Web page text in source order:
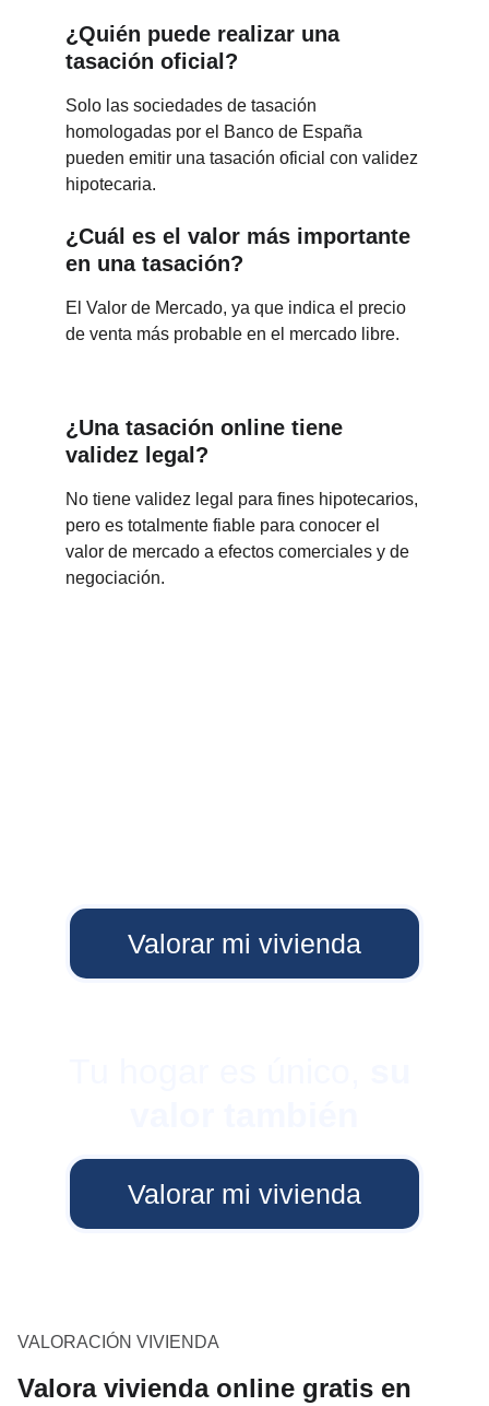
¿Quién puede realizar una
tasación oficial?
Solo las sociedades de tasación
homologadas por el Banco de España
pueden emitir una tasación oficial con validez
hipotecaria.
¿Cuál es el valor más importante
en una tasación?
El Valor de Mercado, ya que indica el precio
de venta más probable en el mercado libre.
¿Una tasación online tiene
validez legal?
No tiene validez legal para fines hipotecarios,
pero es totalmente fiable para conocer el
valor de mercado a efectos comerciales y de
negociación.
Valorar mi vivienda
Valorar mi vivienda
VALORACIÓN VIVIENDA
Valora vivienda online gratis en